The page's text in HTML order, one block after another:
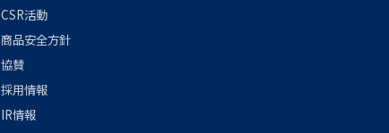
CSR活動
商品安全方針
協賛
採用情報
IR情報